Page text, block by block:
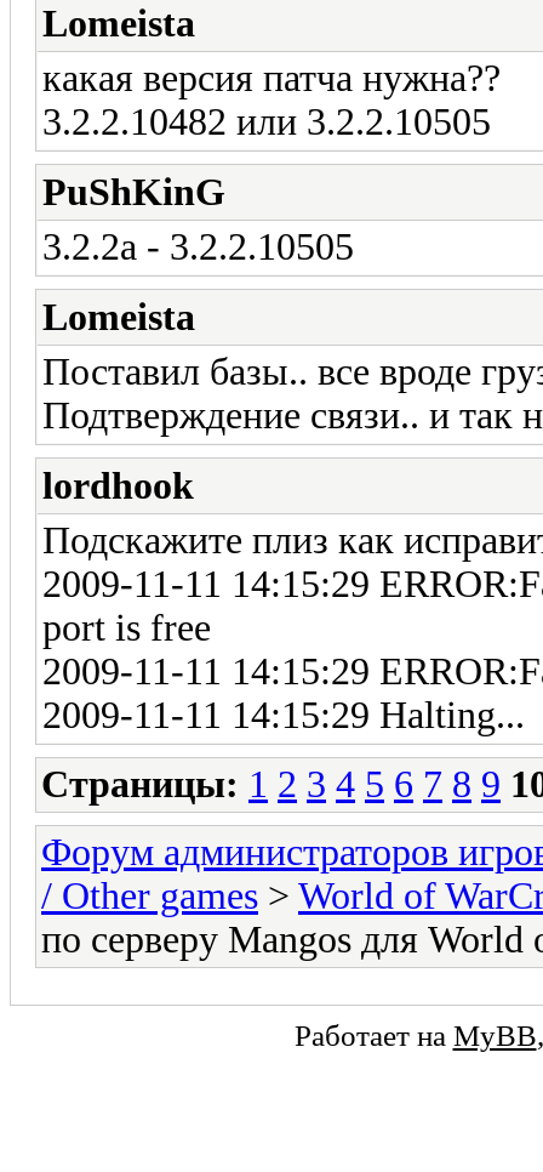
Lomeista
какая версия патча нужна??
3.2.2.10482 или 3.2.2.10505
PuShKinG
3.2.2a - 3.2.2.10505
Lomeista
Поставил базы.. все вроде
Подтверждение связи.. и так
lordhook
Подскажите плиз как
2009-11-11 14:15:29
port is free
2009-11-11 14:15:29
2009-11-11 14:15:29 Halting...
Страницы: 1 2 3 4 5 6 7 8 9
Форум администраторов
/ Other games > World of
по серверу Mangos для World
Работает на MyBB